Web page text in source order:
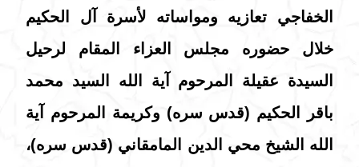
الخفاجي تعازيه ومواساته لأسرة آل الحكيم
خلال حضوره مجلس العزاء المقام لرحيل
السيدة عقيلة المرحوم آية الله السيد محمد
باقر الحكيم (قدس سره) وكريمة المرحوم آية
الله الشيخ محي الدين المامقاني (قدس سره)،